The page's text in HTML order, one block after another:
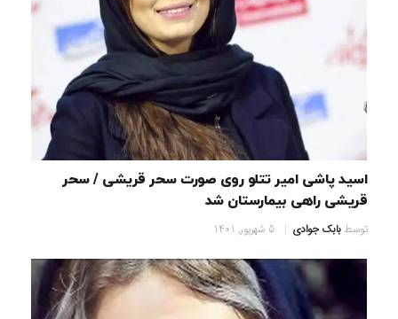
اسید پاشی امیر تتلو روی صورت سحر قریشی / سحر
قریشی راهی بیمارستان شد
توسطبابک جوادی 5 شهریور, 1401